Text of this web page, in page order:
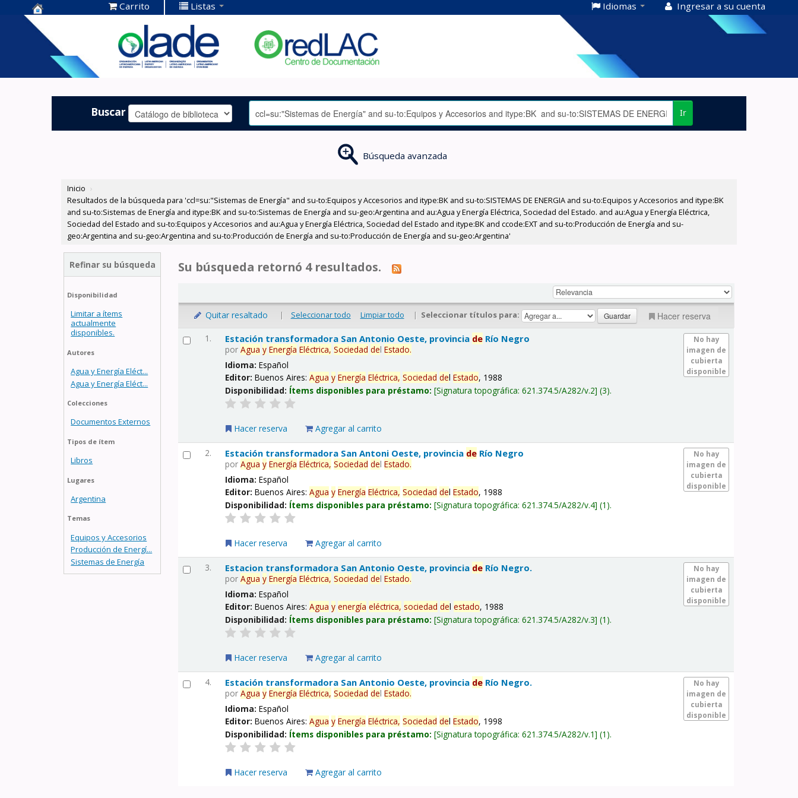
Centro de
Documentación
OLADE -
Carrito Listas Idiomas Ingresar a su cuenta
Buscar Ir
Búsqueda avanzada
Inicio ›
Resultados de la búsqueda para 'ccl=su:"Sistemas de Energía" and su-to:Equipos y Accesorios and itype:BK and su-to:SISTEMAS DE ENERGIA and su-to:Equipos y Accesorios and itype:BK
and su-to:Sistemas de Energía and itype:BK and su-to:Sistemas de Energía and su-geo:Argentina and au:Agua y Energía Eléctrica, Sociedad del Estado. and au:Agua y Energía Eléctrica,
Sociedad del Estado and su-to:Equipos y Accesorios and au:Agua y Energía Eléctrica, Sociedad del Estado and itype:BK and ccode:EXT and su-to:Producción de Energía and su-
geo:Argentina and su-geo:Argentina and su-to:Producción de Energía and su-to:Producción de Energía and su-geo:Argentina'
Refinar su búsqueda
Disponibilidad
Limitar a ítems
actualmente
disponibles.
Autores
Agua y Energía Eléct...
Agua y Energía Eléct...
Colecciones
Documentos Externos
Tipos de ítem
Libros
Lugares
Argentina
Temas
Equipos y Accesorios
Producción de Energí...
Sistemas de Energía
Su búsqueda retornó 4 resultados.
Quitar resaltado | Seleccionar todo Limpiar todo | Seleccionar títulos para: Hacer reserva
1.
No hay
imagen de
cubierta
disponible
Estación transformadora San Antonio Oeste, provincia de Río Negro
porAgua y Energía Eléctrica, Sociedad delEstado.
Idioma:Español
Editor:Buenos Aires:Agua y Energía Eléctrica, Sociedad delEstado, 1988
Disponibilidad: Ítems disponibles para préstamo: Signatura topográfica:621.374.5/A282/v.2 (3).
Hacer reserva Agregar al carrito
2.
No hay
imagen de
cubierta
disponible
Estación transformadora San Antoni Oeste, provincia de Río Negro
porAgua y Energía Eléctrica, Sociedad delEstado.
Idioma:Español
Editor:Buenos Aires:Agua y Energía Eléctrica, Sociedad delEstado, 1988
Disponibilidad: Ítems disponibles para préstamo: Signatura topográfica:621.374.5/A282/v.4 (1).
Hacer reserva Agregar al carrito
3.
No hay
imagen de
cubierta
disponible
Estacion transformadora San Antonio Oeste, provincia de Río Negro.
porAgua y Energía Eléctrica, Sociedad delEstado.
Idioma:Español
Editor:Buenos Aires:Agua y energía eléctrica, sociedad delestado, 1988
Disponibilidad: Ítems disponibles para préstamo: Signatura topográfica:621.374.5/A282/v.3 (1).
Hacer reserva Agregar al carrito
4.
No hay
imagen de
cubierta
disponible
Estación transformadora San Antonio Oeste, provincia de Río Negro.
porAgua y Energía Eléctrica, Sociedad delEstado.
Idioma:Español
Editor:Buenos Aires:Agua y Energía Eléctrica, Sociedad delEstado, 1998
Disponibilidad: Ítems disponibles para préstamo: Signatura topográfica:621.374.5/A282/v.1 (1).
Hacer reserva Agregar al carrito